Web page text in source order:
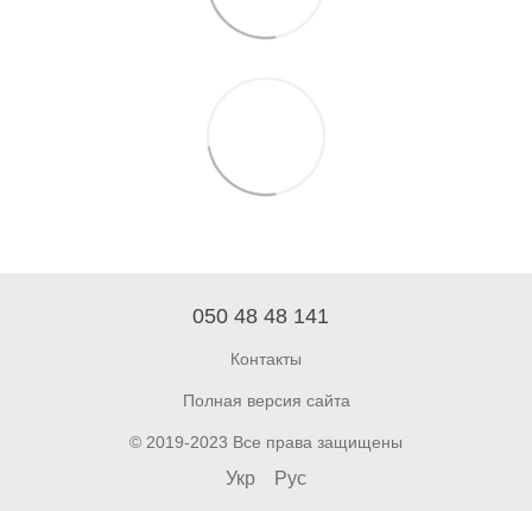
050 48 48 141
Контакты
Полная версия сайта
© 2019-2023 Все права защищены
Укр Рус